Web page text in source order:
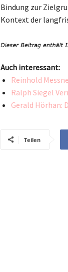
Bindung zur
Kontext der
Auch interessant:
Reinhold
Ralph Siegel
Gerald Hörhan:
Teilen